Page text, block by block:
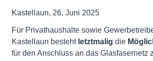
Kastellaun, 26. Juni 2025
Für Privathaushalte sowie
Kastellaun besteht letztmalig die
für den Anschluss an das Glasfasernetz